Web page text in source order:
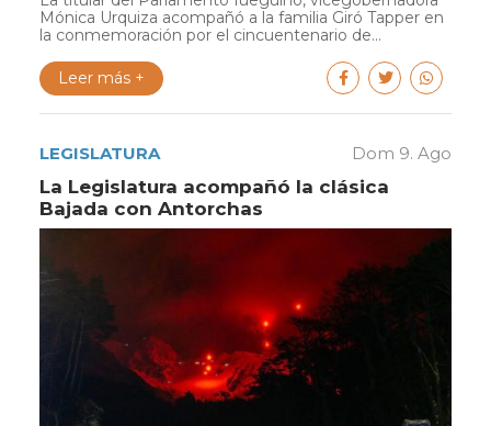
Mónica Urquiza acompañó a la familia Giró Tapper en
la conmemoración por el cincuentenario de...
Leer más +
LEGISLATURA Dom 9. Ago
La Legislatura acompañó la clásica
Bajada con Antorchas